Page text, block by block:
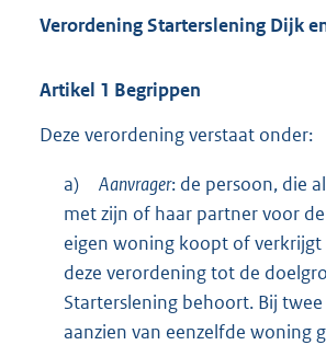
Verordening Starterslening Dijk
Artikel 1 Begrippen
Deze verordening verstaat onder:
a) Aanvrager: de persoon, die
met zijn of haar partner voor
eigen woning koopt of
deze verordening tot de
Starterslening behoort. Bij
aanzien van eenzelfde woning